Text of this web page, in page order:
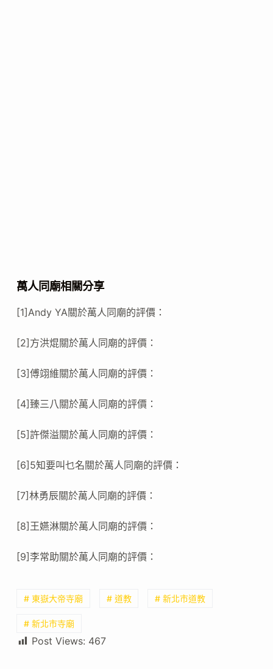
萬人同廟相關分享
[1]Andy YA關於萬人同廟的評價：
[2]方洪焜關於萬人同廟的評價：
[3]傅翊維關於萬人同廟的評價：
[4]臻三八關於萬人同廟的評價：
[5]許傑溢關於萬人同廟的評價：
[6]5知要叫乜名關於萬人同廟的評價：
[7]林勇辰關於萬人同廟的評價：
[8]王嬿淋關於萬人同廟的評價：
[9]李常助關於萬人同廟的評價：
# 東嶽大帝寺廟 # 道教 # 新北市道教
# 新北市寺廟
Post Views: 467